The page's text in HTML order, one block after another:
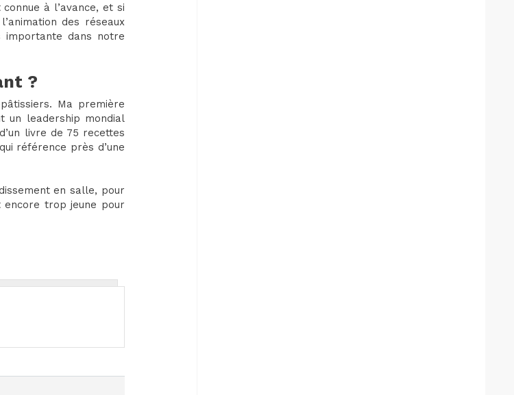
à l’avance, et si
des réseaux
dans notre
?
Ma première
un leadership mondial
livre de 75 recettes
référence près d’une
en salle, pour
trop jeune pour